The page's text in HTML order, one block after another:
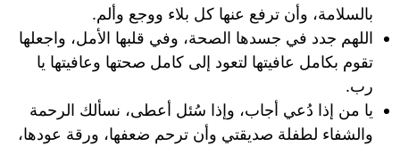
بالسلامة، وأن ترفع عنها كل بلاء ووجع وألم.
اللهم جدد في جسدها الصحة، وفي قلبها الأمل، واجعلها
تقوم بكامل عافيتها لتعود إلى كامل صحتها وعافيتها يا
رب.
يا من إذا دُعي أجاب، وإذا سُئل أعطى، نسألك الرحمة
والشفاء لطفلة صديقتي وأن ترحم ضعفها، ورقة عودها،